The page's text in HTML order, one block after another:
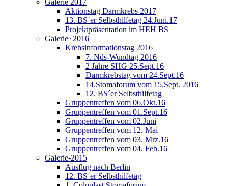
Aktionstag Darmkrebs 2017
13. BS´er Selbsthilfetag 24.Juni.17
Projektpräsentation im HEH BS
Galerie~2016
Krebsinformationstag 2016
7. Nds-Wundtag 2016
2 Jahre SHG 25.Sept.16
Darmkrebstag vom 24.Sept.16
14.Stomaforum vom 15.Sept. 2016
12. BS´er Selbsthilfetag
Gruppentreffen vom 06.Okt.16
Gruppentreffen vom 01.Sept.16
Gruppentreffen vom 02.Juni
Gruppentreffen vom 12. Mai
Gruppentreffen vom 03. Mrz.16
Gruppentreffen vom 04. Feb.16
Galerie-2015
Ausflug nach Berlin
12. BS´er Selbsthilfetag